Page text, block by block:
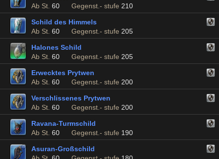
Ab St. 60 Gegenst.- stufe 210
Schild des Himmels
Ab St. 60 Gegenst.- stufe 205
Halones Schild
Ab St. 60 Gegenst.- stufe 205
Erwecktes Prytwen
Ab St. 60 Gegenst.- stufe 200
Verschlissenes Prytwen
Ab St. 60 Gegenst.- stufe 200
Ravana-Turmschild
Ab St. 60 Gegenst.- stufe 190
Asuran-Großschild